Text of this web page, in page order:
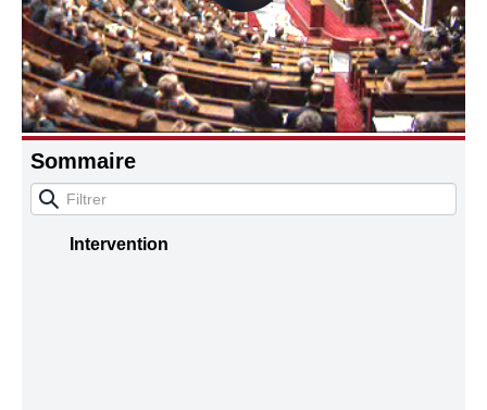
Sommaire
Intervention